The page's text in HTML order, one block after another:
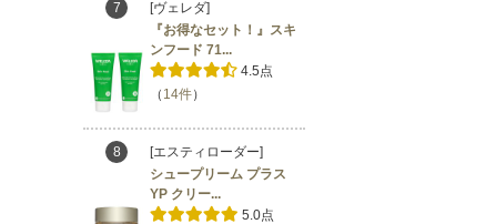
7
[ヴェレダ]
『お得なセット！』スキ
ンフード 71...
4.5点
（ 14件）
8
[エスティローダー]
シュープリーム プラス
YP クリー...
5.0点